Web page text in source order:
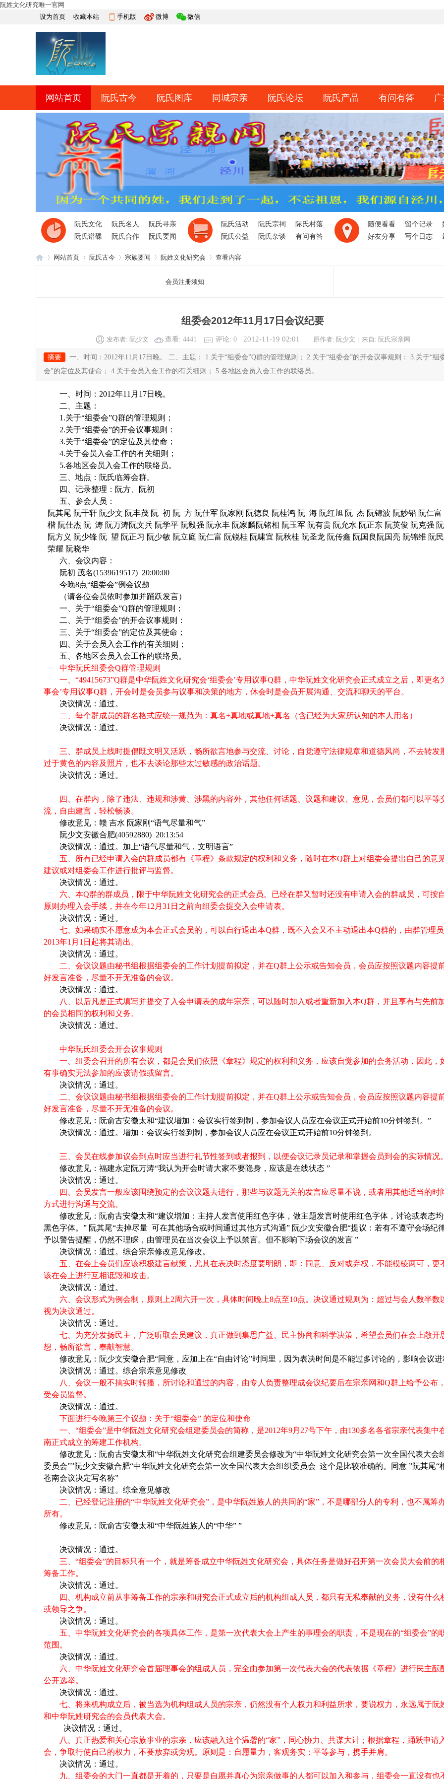
阮姓文化研究唯一官网
设为首页
收藏本站 手机版 微博 微信
快捷导航
网站首页 阮氏古今 阮氏图库 同城宗亲 阮氏论坛 阮氏产品 有问有答
网上祭祀 排行榜 导读 日志
阮氏文化 阮氏名人
阮氏寻亲
阮氏谱碟
阮氏合作 阮氏要闻
阮氏活动 阮氏宗祠
际氏村落
阮氏公益
阮氏杂谈 有问有答
随便看看 留个记录
好友分享
写个日志
网站首页 阮氏古今 宗族要闻 阮姓文化研究会 查看内容
会员注册须知
组委会2012年11月17日会议纪要
发布者: 阮少文 查看: 4441 评论: 0 2012-11-19 02:01 原作者: 阮少文 来自: 阮氏宗亲网
摘要
一、时间：2012年11月17日晚。 二、主题： 1.关于“组委会”Q群的管理规则； 2.关于“组委会”的开会议事规则： 3.关于“组
会”的定位及其使命； 4.关于会员入会工作的有关细则； 5.各地区会员入会工作的联络员。 ...
一、时间： 2012年11 月 17日晚。
二、主题：
1.关于“组委会”Q群的管理规则；
2.关于“组委会”的开会议事规则：
3.关于“组委会”的定位及其使命；
4.关于会员入会工作的有关细则；
5.各地区会员入会工作的联络员。
三、地点：阮氏临筹会群。
四、记录整理：阮方、阮初
五、参会人员：
阮其尾 阮干轩 阮少文 阮丰茂 阮 初 阮 方 阮仕军 阮家刚 阮德良 阮桂鸿 阮 海 阮红旭 阮 杰 阮锦波 阮妙铅 阮仁富
楷 阮仕杰 阮 涛 阮万涛阮文兵 阮学平 阮毅强 阮永丰 阮家麟阮铭相 阮玉军 阮有贵 阮允水 阮正东 阮英俊 阮克强
阮方义 阮少锋 阮 望 阮正习 阮少敏 阮立庭 阮仁富 阮锐桂 阮啸宜 阮秋桂 阮圣龙 阮传鑫 阮国良阮国亮 阮锦维 阮
荣耀 阮晓华
六、 会议内容 ：
阮初 茂名(1539619517) 20:00:00
今晚8点“组委会”例会议题
（请各位会员依时参加并踊跃发言）
一、关于“组委会”Q群的管理规则；
二、关于“组委会”的开会议事规则：
三、关于“组委会”的定位及其使命；
四、关于会员入会工作的有关细则；
五、各地区会员入会工作的联络员。
中华阮氏组委会Q群管理规则
一、“49415673”Q群是中华阮姓文化研究会‘组委会’专用议事Q群，中华阮姓文化研究会正式成立之后，即更名
事会’专用议事Q群，开会时是会员参与议事和决策的地方，休会时是会员开展沟通、交流和聊天的平台。
决议情况：通过。
二、每个群成员的群名格式应统一规范为：真名+真地或真地+真名（含已经为大家所认知的本人用名）
决议情况：通过。
三、群成员上线时提倡既文明又活跃，畅所欲言地参与交流、讨论，自觉遵守法律规章和道德风尚，不去转发
过于黄色的内容及照片，也不去谈论那些太过敏感的政治话题。
决议情况：通过。
四、在群内，除了违法、违规和涉黄、涉黑的内容外，其他任何话题、议题和建议、意见，会员们都可以平等
流，自由建言，轻松畅谈。
修改意见：赣 吉水 阮家刚“语气尽量和气”
阮少文安徽合肥(40592880) 20:13:54
决议情况：通过。加上“语气尽量和气，文明语言”
五、所有已经申请入会的群成员都有《章程》条款规定的权利和义务，随时在本Q群上对组委会提出自己的意见
建议或对组委会工作进行批评与监督。
决议情况：通过。
六、本Q群的群成员，限于中华阮姓文化研究会的正式会员。已经在群又暂时还没有申请入会的群成员，可按
原则办理入会手续，并在今年12 月 31 日之前向组委会提交入会申请表。
决议情况：通过。
七、如果确实不愿意成为本会正式会员的，可以自行退出本Q群，既不入会又不主动退出本Q群的，由群管理
2013年1 月 1 日起将其请出。
决议情况：通过。
二、会议议题由秘书组根据组委会的工作计划提前拟定，并在Q群上公示或告知会员，会员应按照议题内容提
好发言准备，尽量不开无准备的会议。
决议情况：通过。
八、以后凡是正式填写并提交了入会申请表的成年宗亲，可以随时加入或者重新加入本Q群，并且享有与先前
的会员相同的权利和义务。
决议情况：通过。
中华阮氏组委会开会议事规则
一、组委会召开的所有会议，都是会员们依照《章程》规定的权利和义务，应该自觉参加的会务活动，因此，
有事确实无法参加的应该请假或留言。
决议情况：通过。
二、会议议题由秘书组根据组委会的工作计划提前拟定，并在Q群上公示或告知会员，会员应按照议题内容提
好发言准备，尽量不开无准备的会议。
修改意见：阮俞古安徽太和“建议增加：会议实行签到制，参加会议人员应在会议正式开始前10分钟签到。”
决议情况：通过。增加：会议实行签到制，参加会议人员应在会议正式开始前10分钟签到。
三、会员在线参加议会到点时应当进行礼节性签到或者报到，以便会议记录员记录和掌握会员到会的实际情况。
修改意见：福建永定阮万涛“我认为开会时请大家不要隐身，应该是在线状态 ”
决议情况：通过。
四、会员发言一般应该围绕预定的会议议题去进行，那些与议题无关的发言应尽量不说，或者用其他适当的时
方式进行沟通与交流。
修改意见：阮俞古安徽太和“建议增加：主持人发言使用红色字体，做主题发言时使用红色字体，讨论或表态均
黑色字体。” 阮其尾“去掉尽量 可在其他场合或时间通过其他方式沟通” 阮少文安徽合肥“提议：若有不遵守会场纪
予以警告提醒，仍然不理睬，由管理员在当次会议上予以禁言。但不影响下场会议的发言 ”
决议情况：通过。综合宗亲修改意见修改。
五、在会上会员们应该积极建言献策，尤其在表决时态度要明朗，即：同意、反对或弃权，不能模棱两可，更
该在会上进行互相诋毁和攻击。
决议情况：通过。
六、会议形式为例会制，原则上2周六开一次，具体时间晚上8点至10点。决议通过规则为：超过与会人数半数
视为决议通过。
决议情况：通过。
七、为充分发扬民主，广泛听取会员建议，真正做到集思广益、民主协商和科学决策，希望会员们在会上敞开
想，畅所欲言，奉献智慧。
修改意见：阮少文安徽合肥“同意，应加上在“自由讨论”时间里，因为表决时间是不能过多讨论的，影响会议进
决议情况：通过。综合宗亲意见修改
八、会议一般不搞实时转播，所讨论和通过的内容，由专人负责整理成会议纪要后在宗亲网和Q群上给予公布
受会员监督。
决议情况：通过。
下面进行今晚第三个议题：关于“组委会” 的定位和使命
一、“组委会”是中华阮姓文化研究会组建委员会的简称，是2012年9月 27号下午，由130多名各省宗亲代表集中
南正式成立的筹建工作机构。
修改意见：阮俞古安徽太和“中华阮姓文化研究会组建委员会修改为“中华阮姓文化研究会第一次全国代表大会
委员会””阮少文安徽合肥“中华阮姓文化研究会第一次全国代表大会组织委员会 这个是比较准确的。同意 ”阮其尾“
苍南会议决定写名称”
决议情况：通过。综全意见修改
二、已经登记注册的“中华阮姓文化研究会”，是中华阮姓族人的共同的“家”，不是哪部分人的专利，也不属筹
所有。
修改意见：阮俞古安徽太和“中华阮姓族人的“中华” ”
决议情况：通过。
三、“组委会”的目标只有一个，就是筹备成立中华阮姓文化研究会，具体任务是做好召开第一次会员大会前的
筹备工作。
决议情况：通过。
四、机构成立前从事筹备工作的宗亲和研究会正式成立后的机构组成人员，都只有无私奉献的义务，没有什么
或领导之争。
决议情况：通过。
五、中华阮姓文化研究会的各项具体工作，是第一次代表大会上产生的事理会的职责，不是现在的“组委会”的
范围。
决议情况：通过。
六、中华阮姓文化研究会首届理事会的组成人员，完全由参加第一次代表大会的代表依据《章程》进行民主酝
公开选举。
决议情况：通过。
七、将来机构成立后，被当选为机构组成人员的宗亲，仍然没有个人权力和利益所求，要说权力，永远属于阮
和中华阮姓研究会的会员代表大会。
决议情况：通过。
八、真正热爱和关心宗族事业的宗亲，应该融入这个温馨的“家”，同心协力、共谋大计；根据章程，踊跃申请
会，争取行使自己的权力，不要放弃或旁观。原则是：自愿量力，客观务实；平等参与，携手并肩。
决议情况：通过。
九、组委会的大门一直都是开着的，只要是自愿并真心为宗亲做事的人都可以加入和参与，组委会一直没有也